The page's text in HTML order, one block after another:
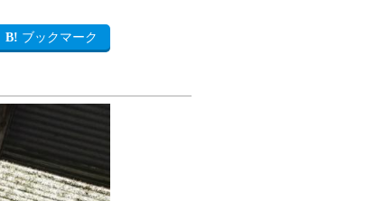
ブックマーク